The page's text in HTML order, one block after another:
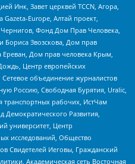
Инк, Завет церквей TCCN, Агора,
Europe, Алтай проект,
Фонд Дом Прав Человека,
Бориса Звозскова, Дом прав
Ереван, Дом прав человека Крым,
Центр европейских
объединение журналистов
Россию, Свободная Бурятия, Uralic,
рабочих, ИстЧам
Демократического Развития,
университет, Центр
исследований, Общество
Свидетелей Иеговы, Гражданский
Академическая сеть Восточная